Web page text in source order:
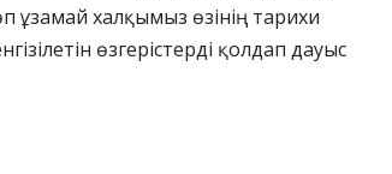
ұзамай халқымыз өзінің тарихи
өзгерістерді қолдап дауыс